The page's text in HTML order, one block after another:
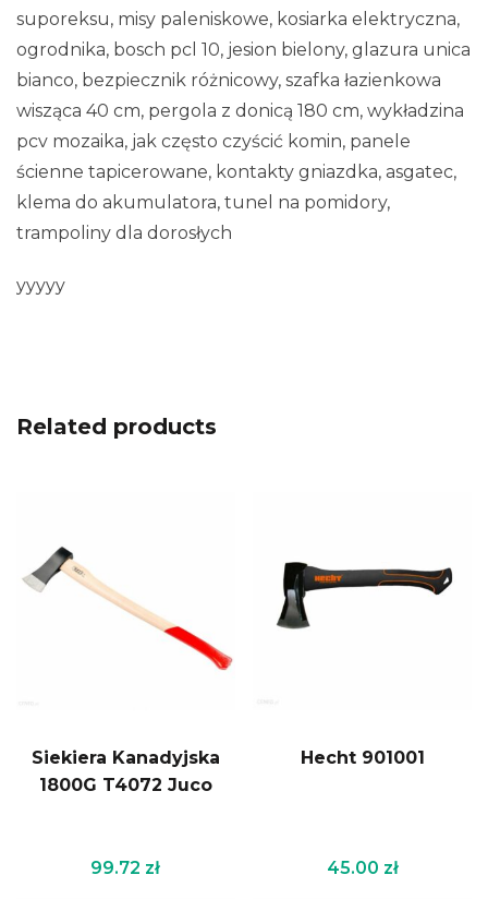
suporeksu, misy paleniskowe, kosiarka elektryczna,
ogrodnika, bosch pcl 10, jesion bielony, glazura unica
bianco, bezpiecznik różnicowy, szafka łazienkowa
wisząca 40 cm, pergola z donicą 180 cm, wykładzina
pcv mozaika, jak często czyścić komin, panele
ścienne tapicerowane, kontakty gniazdka, asgatec,
klema do akumulatora, tunel na pomidory,
trampoliny dla dorosłych
yyyyy
Related products
Siekiera Kanadyjska
1800G T4072 Juco
99.72 zł
Hecht 901001
45.00 zł